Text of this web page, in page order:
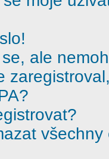
ale
všechny